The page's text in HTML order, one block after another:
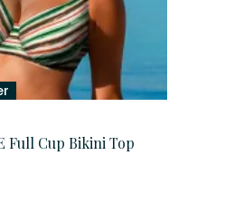
Full Cup Bikini Top